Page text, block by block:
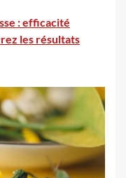
: efficacité
les résultats